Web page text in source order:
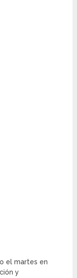
el martes en
y